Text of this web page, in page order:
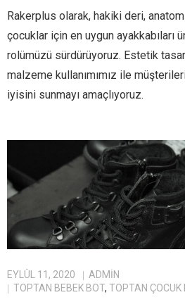
Rakerplus olarak, hakiki deri,
çocuklar için en uygun ayakkabıları
rolümüzü sürdürüyoruz. Estetik
malzeme kullanımımız ile
iyisini sunmayı amaçlıyoruz.
EYLÜL 11, 2020
ADMIN
TOPTAN BEBEK BOT, TOPTAN ÇOCUK